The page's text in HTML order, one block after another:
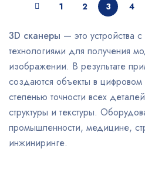
1 2 3 4
3D сканеры — это устройства
технологиями для получения
изображении. В результате
создаются объекты в
степенью точности всех
структуры и текстуры.
промышленности, медицине,
инжиниринге.